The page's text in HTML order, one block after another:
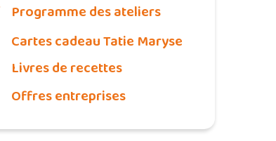
Programme des ateliers
Cartes cadeau Tatie Maryse
Livres de recettes
Offres entreprises